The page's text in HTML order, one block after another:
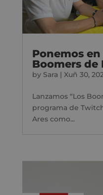
Ponemos
Boomers de
by Sara | Xuñ 30,
Lanzamos “Los
programa de
Ares como...